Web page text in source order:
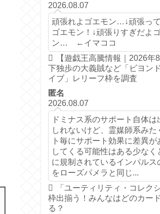
2026.08.07
頑張れよゴエモン…↓頑張っ
ゴエモン！↓頑張りすぎだよ
ン… ←イマココ
【遊戯王高騰情報｜2026年
下独歩の大義賊など「ビヨン
イブ」レリーフ枠を調査
匿名
2026.08.07
ドミナス系のサポート自体
しれないけど、霊媒師系みた
ト毎にサポート効果に差異が
してくる可能性はある少なく
に規制されているインパルス
をローズパメラと同じ...
「ユーティリティ・コレク
枠出揃う！みんなはどのカー
る？